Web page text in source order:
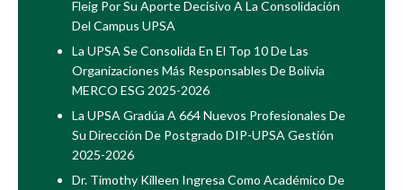
Fleig Por Su Aporte Decisivo A La Consolidación
Del Campus UPSA
La UPSA Se Consolida En El Top 10 De Las
Organizaciones Más Responsables De Bolivia
MERCO ESG 2025-2026
La UPSA Gradúa A 664 Nuevos Profesionales De
Su Dirección De Postgrado DIP-UPSA Gestión
2025-2026
Dr. Timothy Killeen Ingresa Como Académico De